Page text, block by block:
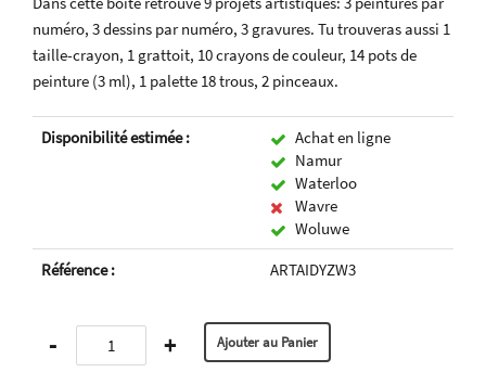
numéro, 3 dessins par numéro, 3 gravures. Tu trouveras aussi 1
taille-crayon, 1 grattoit, 10 crayons de couleur, 14 pots de
peinture (3 ml), 1 palette 18 trous, 2 pinceaux.
Disponibilité estimée :
Achat en ligne
Namur
Waterloo
Wavre
Woluwe
Référence :
ARTAIDYZW3
- +